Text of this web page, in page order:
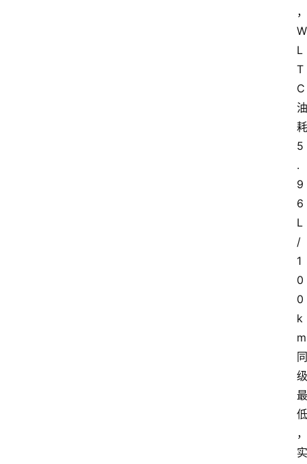
，
W
L
T
C
油
耗
5
.
9
6
L
/
1
0
0
k
m
同
级
最
低
，
实